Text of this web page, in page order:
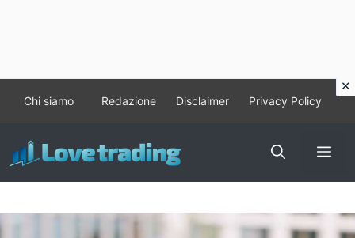
contenuto
Chi siamo Redazione Disclaimer Privacy Policy